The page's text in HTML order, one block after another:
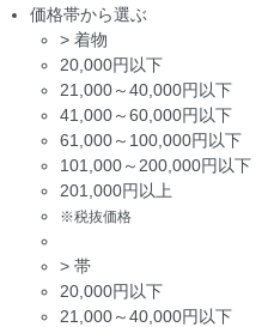
価格帯から選ぶ
> 着物
20,000円以下
21,000～40,000円以下
41,000～60,000円以下
61,000～100,000円以下
101,000～200,000円以下
201,000円以上
※税抜価格
> 帯
20,000円以下
21,000～40,000円以下